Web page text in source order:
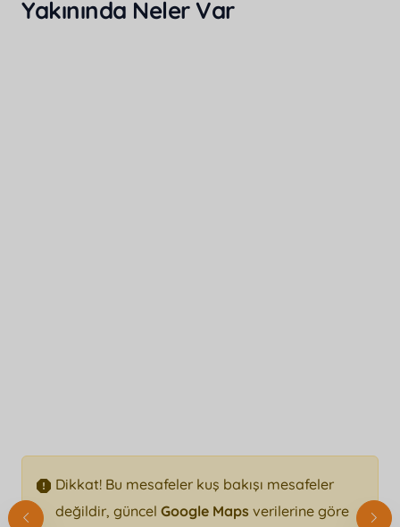
Yakınında Neler Var
Dikkat! Bu mesafeler kuş bakışı mesafeler
değildir, güncel Google Maps verilerine göre